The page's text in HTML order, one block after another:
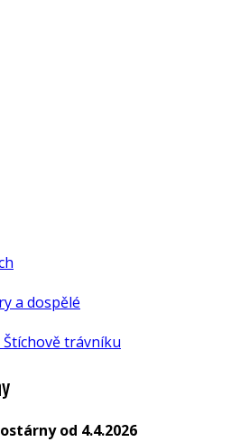
a dospělé
trávníku
od 4.4.2026